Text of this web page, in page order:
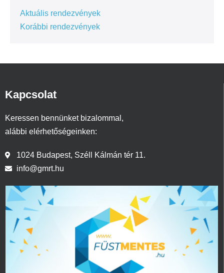
Aktuális rendezvények
Korábbi rendezvények
Kapcsolat
Keressen bennünket bizalommal,
alábbi elérhetőségeinken:
1024 Budapest, Széll Kálmán tér 11.
info@gmrt.hu